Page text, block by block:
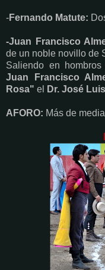
-Fernando Matute:
-Juan Francisco
de un noble novillo de
Saliendo en
Juan Francisco
Rosa" el Dr. José
AFORO: Más de